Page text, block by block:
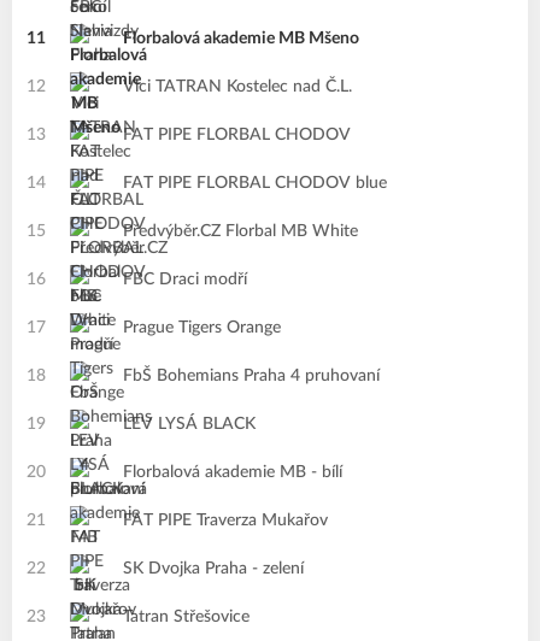
11 Florbalová akademie MB Mšeno
12 Vlci TATRAN Kostelec nad Č.L.
13 FAT PIPE FLORBAL CHODOV
14 FAT PIPE FLORBAL CHODOV blue
15 Předvýběr.CZ Florbal MB White
16 FBC Draci modří
17 Prague Tigers Orange
18 FbŠ Bohemians Praha 4 pruhovaní
19 LEV LYSÁ BLACK
20 Florbalová akademie MB - bílí
21 FAT PIPE Traverza Mukařov
22 SK Dvojka Praha - zelení
23 Tatran Střešovice